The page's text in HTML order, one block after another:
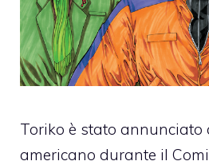
Toriko è stato annunciato
americano durante il